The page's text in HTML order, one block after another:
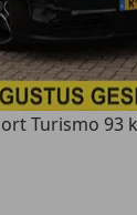
Turismo 93